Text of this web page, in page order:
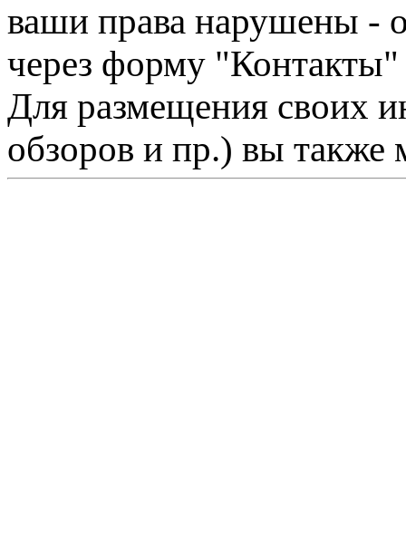
ваши права нарушены -
через форму "Контакты"
Для размещения своих
обзоров и пр.) вы также